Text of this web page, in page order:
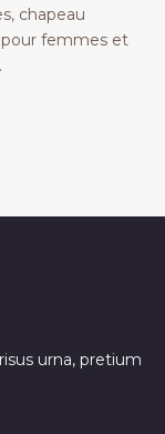
chapeau
pour femmes et
urna, pretium